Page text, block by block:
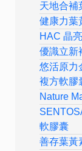
天地合補
健康力葉
HAC 晶
優識立新
悠活原力
複方軟膠
Nature
軟膠囊
善存葉黃